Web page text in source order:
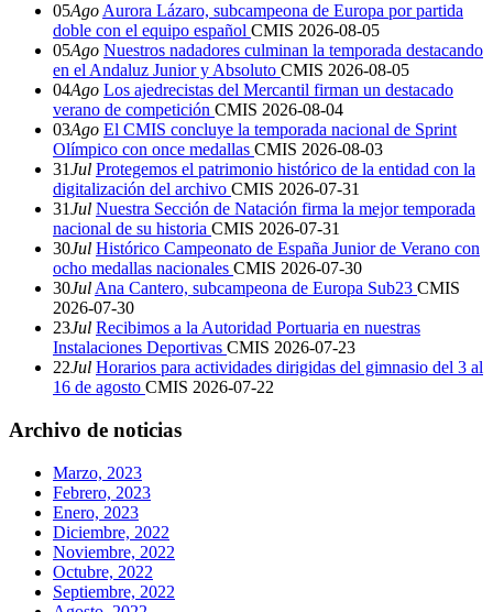
05Ago Aurora Lázaro, subcampeona de Europa por partida
doble con el equipo español CMIS 2026-08-05
05Ago Nuestros nadadores culminan la temporada destacando
en el Andaluz Junior y Absoluto CMIS 2026-08-05
04Ago Los ajedrecistas del Mercantil firman un destacado
verano de competición CMIS 2026-08-04
03Ago El CMIS concluye la temporada nacional de Sprint
Olímpico con once medallas CMIS 2026-08-03
31Jul Protegemos el patrimonio histórico de la entidad con la
digitalización del archivo CMIS 2026-07-31
31Jul Nuestra Sección de Natación firma la mejor temporada
nacional de su historia CMIS 2026-07-31
30Jul Histórico Campeonato de España Junior de Verano con
ocho medallas nacionales CMIS 2026-07-30
30Jul Ana Cantero, subcampeona de Europa Sub23 CMIS
2026-07-30
23Jul Recibimos a la Autoridad Portuaria en nuestras
Instalaciones Deportivas CMIS 2026-07-23
22Jul Horarios para actividades dirigidas del gimnasio del 3 al
16 de agosto CMIS 2026-07-22
Archivo de noticias
Marzo, 2023
Febrero, 2023
Enero, 2023
Diciembre, 2022
Noviembre, 2022
Octubre, 2022
Septiembre, 2022